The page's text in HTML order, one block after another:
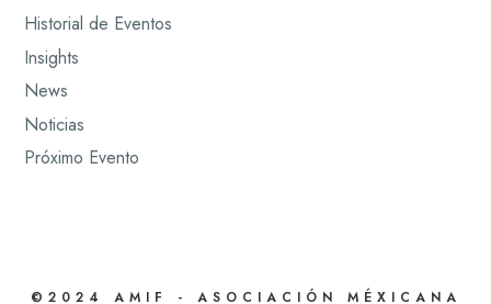
Historial de Eventos
Insights
News
Noticias
Próximo Evento
©2024 AMIF - ASOCIACIÓN MÉXICANA